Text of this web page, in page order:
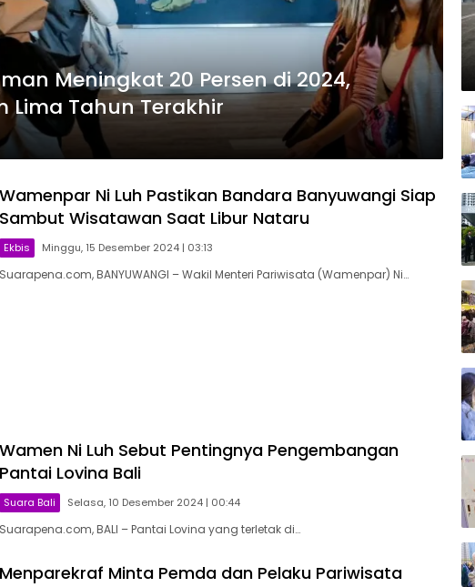
Meningkat 20 Persen di 2024,
Lima Tahun Terakhir
Wamenpar Ni Luh Pastikan Bandara Banyuwangi Siap
Sambut Wisatawan Saat Libur Nataru
Ekbis Minggu, 15 Desember 2024 | 03:13
Suarapena.com, BANYUWANGI – Wakil Menteri Pariwisata (Wamenpar) Ni…
Wamen Ni Luh Sebut Pentingnya Pengembangan
Pantai Lovina Bali
Suara Bali Selasa, 10 Desember 2024 | 00:44
Suarapena.com, BALI – Pantai Lovina yang terletak di…
Menparekraf Minta Pemda dan Pelaku Pariwisata